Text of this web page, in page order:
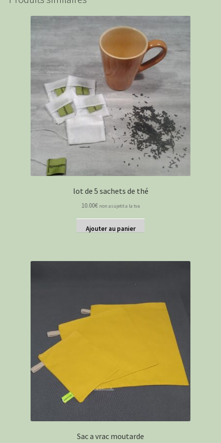
lot de 5 sachets de thé
10.00€ non asujetit a la tva
Ajouter au panier
Sac a vrac moutarde